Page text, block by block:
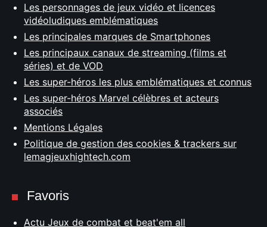
Les personnages de jeux vidéo et licences
vidéoludiques emblématiques
Les principales marques de Smartphones
Les principaux canaux de streaming (films et
séries) et de VOD
Les super-héros les plus emblématiques et connus
Les super-héros Marvel célèbres et acteurs
associés
Mentions Légales
Politique de gestion des cookies & trackers sur
lemagjeuxhightech.com
Favoris
Actu Jeux de combat et beat'em all